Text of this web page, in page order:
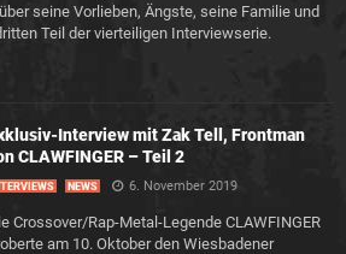
seine Vorlieben, Ängste, seine Familie und
Teil der vierteiligen Interviewserie.
Interview mit Zak Tell, Frontman
CLAWFINGER – Teil 2
NEWS 6. November 2019
Crossover/Rap-Metal-Legende CLAWFINGER
am 10. Oktober den Wiesbadener